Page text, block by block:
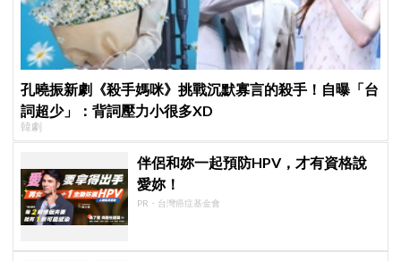
孔曉振新劇《殺手媽咪》挑戰沉默寡言的殺手！自曝「台
詞超少」：背詞壓力小很多XD
韓劇
伴侶和妳一起預防HPV，才有資格說
愛妳！
PR・台灣癌症基金會